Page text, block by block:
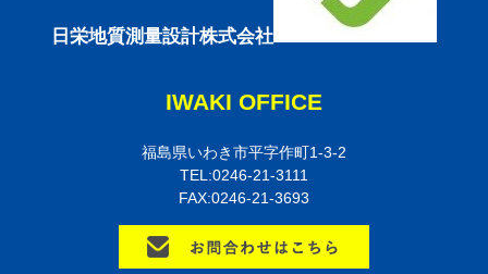
日栄地質測量設計株式会社
IWAKI OFFICE
福島県いわき市平字作町1-3-2
TEL:0246-21-3111
FAX:0246-21-3693